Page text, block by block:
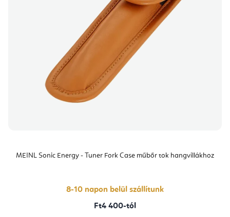
MEINL Sonic Energy - Tuner Fork Case műbőr tok hangvillákhoz
8-10 napon belül szállítunk
Ft4 400-tól